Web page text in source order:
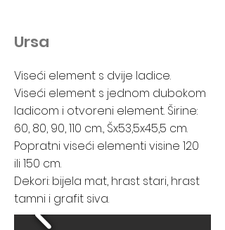
Ursa
Viseći element s dvije ladice.
Viseći element s jednom dubokom
ladicom i otvoreni element. Širine:
60, 80, 90, 110 cm., Šx53,5x45,5 cm.
Popratni viseći elementi visine 120
ili 150 cm.
Dekori: bijela mat, hrast stari, hrast
tamni i grafit siva.